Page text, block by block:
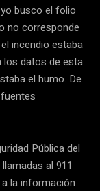
busco el folio
no corresponde
incendio estaba
los datos de esta
el humo. De
Pública del
al 911
la información